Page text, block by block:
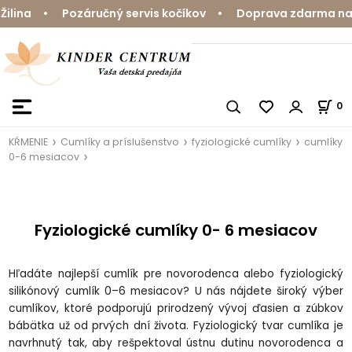
Pozáručný servis kočíkov • Doprava zdarma nad
0
KŔMENIE Cumlíky a príslušenstvo fyziologické cumlíky
cumlíky
0-6 mesiacov
Fyziologické cumlíky 0- 6 mesiacov
Hľadáte najlepší cumlík pre novorodenca alebo fyziologický
silikónový cumlík 0–6 mesiacov? U nás nájdete široký výber
cumlíkov, ktoré podporujú prirodzený vývoj ďasien a zúbkov
bábätka už od prvých dní života. Fyziologický tvar cumlíka je
navrhnutý tak, aby rešpektoval ústnu dutinu novorodenca a